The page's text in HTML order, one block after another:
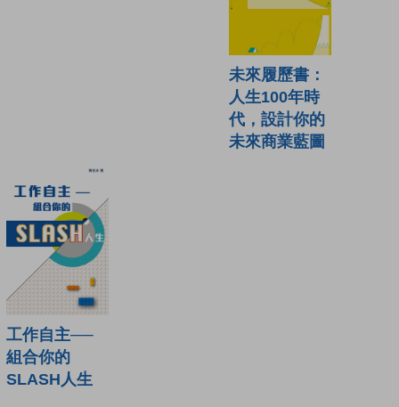
未來履歷書：
人生100年時
代，設計你的
未來商業藍圖
工作自主──
組合你的
SLASH人生